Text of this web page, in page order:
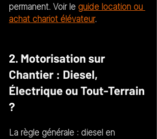
permanent. Voir le guide location ou
achat chariot élévateur.
2. Motorisation sur
Chantier : Diesel,
Électrique ou Tout-Terrain
?
La règle générale : diesel en